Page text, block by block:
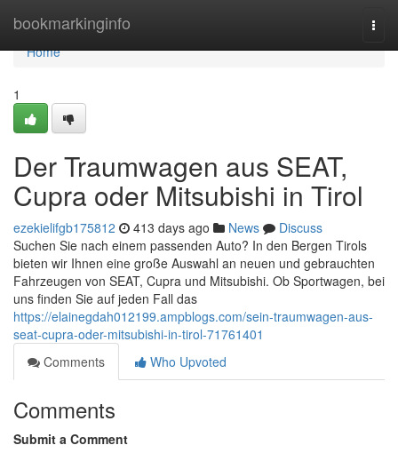
bookmarkinginfo
Home
Home
1
Der Traumwagen aus SEAT,
Cupra oder Mitsubishi in Tirol
ezekielifgb175812 413 days ago News
Discuss
Suchen Sie nach einem passenden Auto? In den Bergen Tirols
bieten wir Ihnen eine große Auswahl an neuen und gebrauchten
Fahrzeugen von SEAT, Cupra und Mitsubishi. Ob Sportwagen, bei
uns finden Sie auf jeden Fall das
https://elainegdah012199.ampblogs.com/sein-traumwagen-aus-
seat-cupra-oder-mitsubishi-in-tirol-71761401
Comments
Who Upvoted
Comments
Submit a Comment